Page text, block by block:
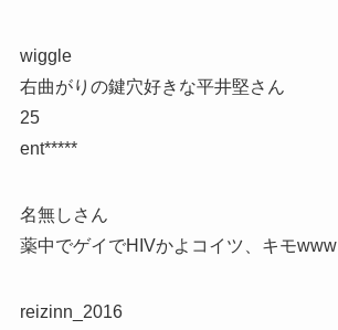
wiggle
右曲がりの鍵穴好きな平井堅さん
25
ent*****
名無しさん
薬中でゲイでHIVかよコイツ、キモwww
reizinn_2016